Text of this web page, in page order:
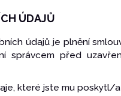
ÚDAJŮ
údajů je plnění
správcem před
které jste mu poskytl/